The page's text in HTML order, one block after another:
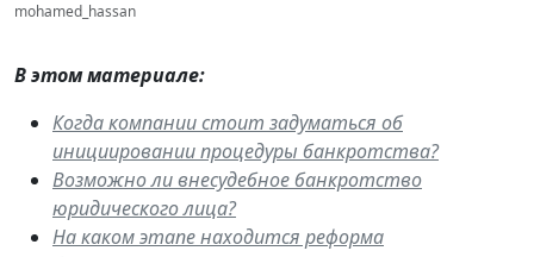
mohamed_hassan
В этом материале:
Когда компании стоит задуматься об
инициировании процедуры банкротства?
Возможно ли внесудебное банкротство
юридического лица?
На каком этапе находится реформа